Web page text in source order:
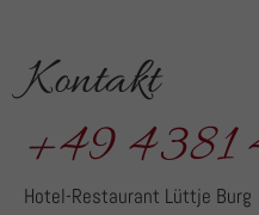
Kontakt
+49 4381
Hotel-Restaurant Lüttje Burg